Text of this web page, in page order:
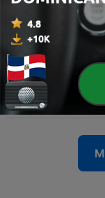
-
Toronto, la
anglófono
09 jul. 2026
433 - ¿Por qué
07 jul. 2026